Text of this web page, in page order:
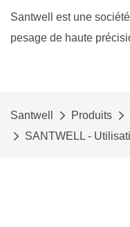
Santwell est une
pesage de haute
Santwell Produits
SANTWELL -